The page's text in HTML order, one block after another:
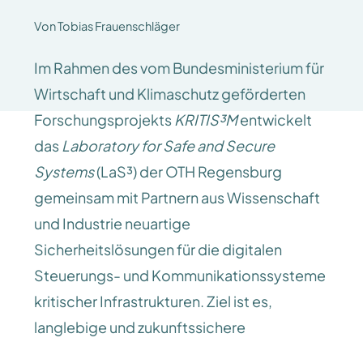
Von Tobias Frauenschläger
Im Rahmen des vom Bundesministerium für
Wirtschaft und Klimaschutz geförderten
Forschungsprojekts KRITIS³Mentwickelt
das Laboratory for Safe and Secure
Systems(LaS³) der OTH Regensburg
gemeinsam mit Partnern aus Wissenschaft
und Industrie neuartige
Sicherheitslösungen für die digitalen
Steuerungs- und Kommunikationssysteme
kritischer Infrastrukturen. Ziel ist es,
langlebige und zukunftssichere